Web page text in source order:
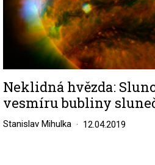
Neklidná hvězda:
vesmíru bubliny
Stanislav Mihulka 12.04.2019